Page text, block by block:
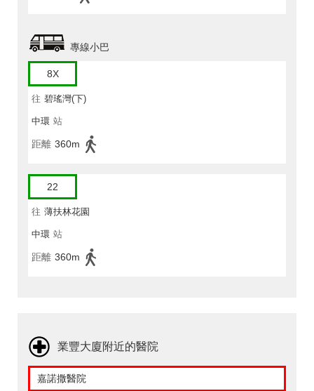
專線小巴
8X
往 碧瑤灣(下)
中環 站
距離 360m
22
往 薄扶林花園
中環 站
距離 360m
業豐大廈附近的醫院
嘉諾撒醫院